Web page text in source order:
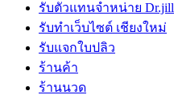
รับตัวแทนจำหน่าย Dr.jill
รับทำเว็บไซต์ เชียงใหม่
รับแจกใบปลิว
ร้านค้า
ร้านนวด